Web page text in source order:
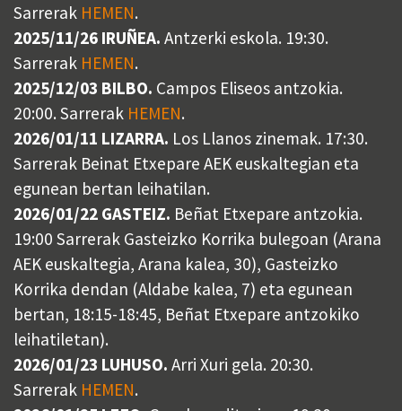
Sarrerak HEMEN.
2025/11/26 IRUÑEA. Antzerki eskola. 19:30.
Sarrerak HEMEN.
2025/12/03 BILBO. Campos Eliseos antzokia.
20:00. Sarrerak HEMEN.
2026/01/11 LIZARRA. Los Llanos zinemak. 17:30.
Sarrerak Beinat Etxepare AEK euskaltegian eta
egunean bertan leihatilan.
2026/01/22 GASTEIZ. Beñat Etxepare antzokia.
19:00 Sarrerak Gasteizko Korrika bulegoan (Arana
AEK euskaltegia, Arana kalea, 30), Gasteizko
Korrika dendan (Aldabe kalea, 7) eta egunean
bertan, 18:15-18:45, Beñat Etxepare antzokiko
leihatiletan).
2026/01/23 LUHUSO. Arri Xuri gela. 20:30.
Sarrerak HEMEN.